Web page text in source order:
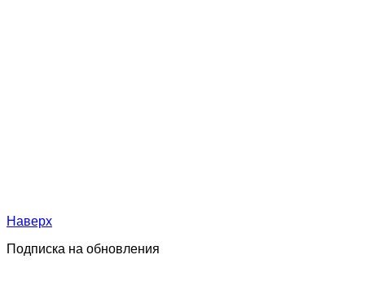
Наверх
Подписка на обновления